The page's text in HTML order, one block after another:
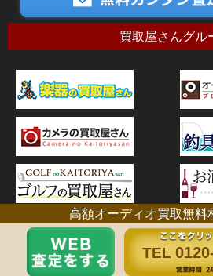
買取屋さんグル
古物営業許可証番号：神奈川県公安委員
Copyright © オーディオの買取屋さん
高額オーディオ買取無料
TEL